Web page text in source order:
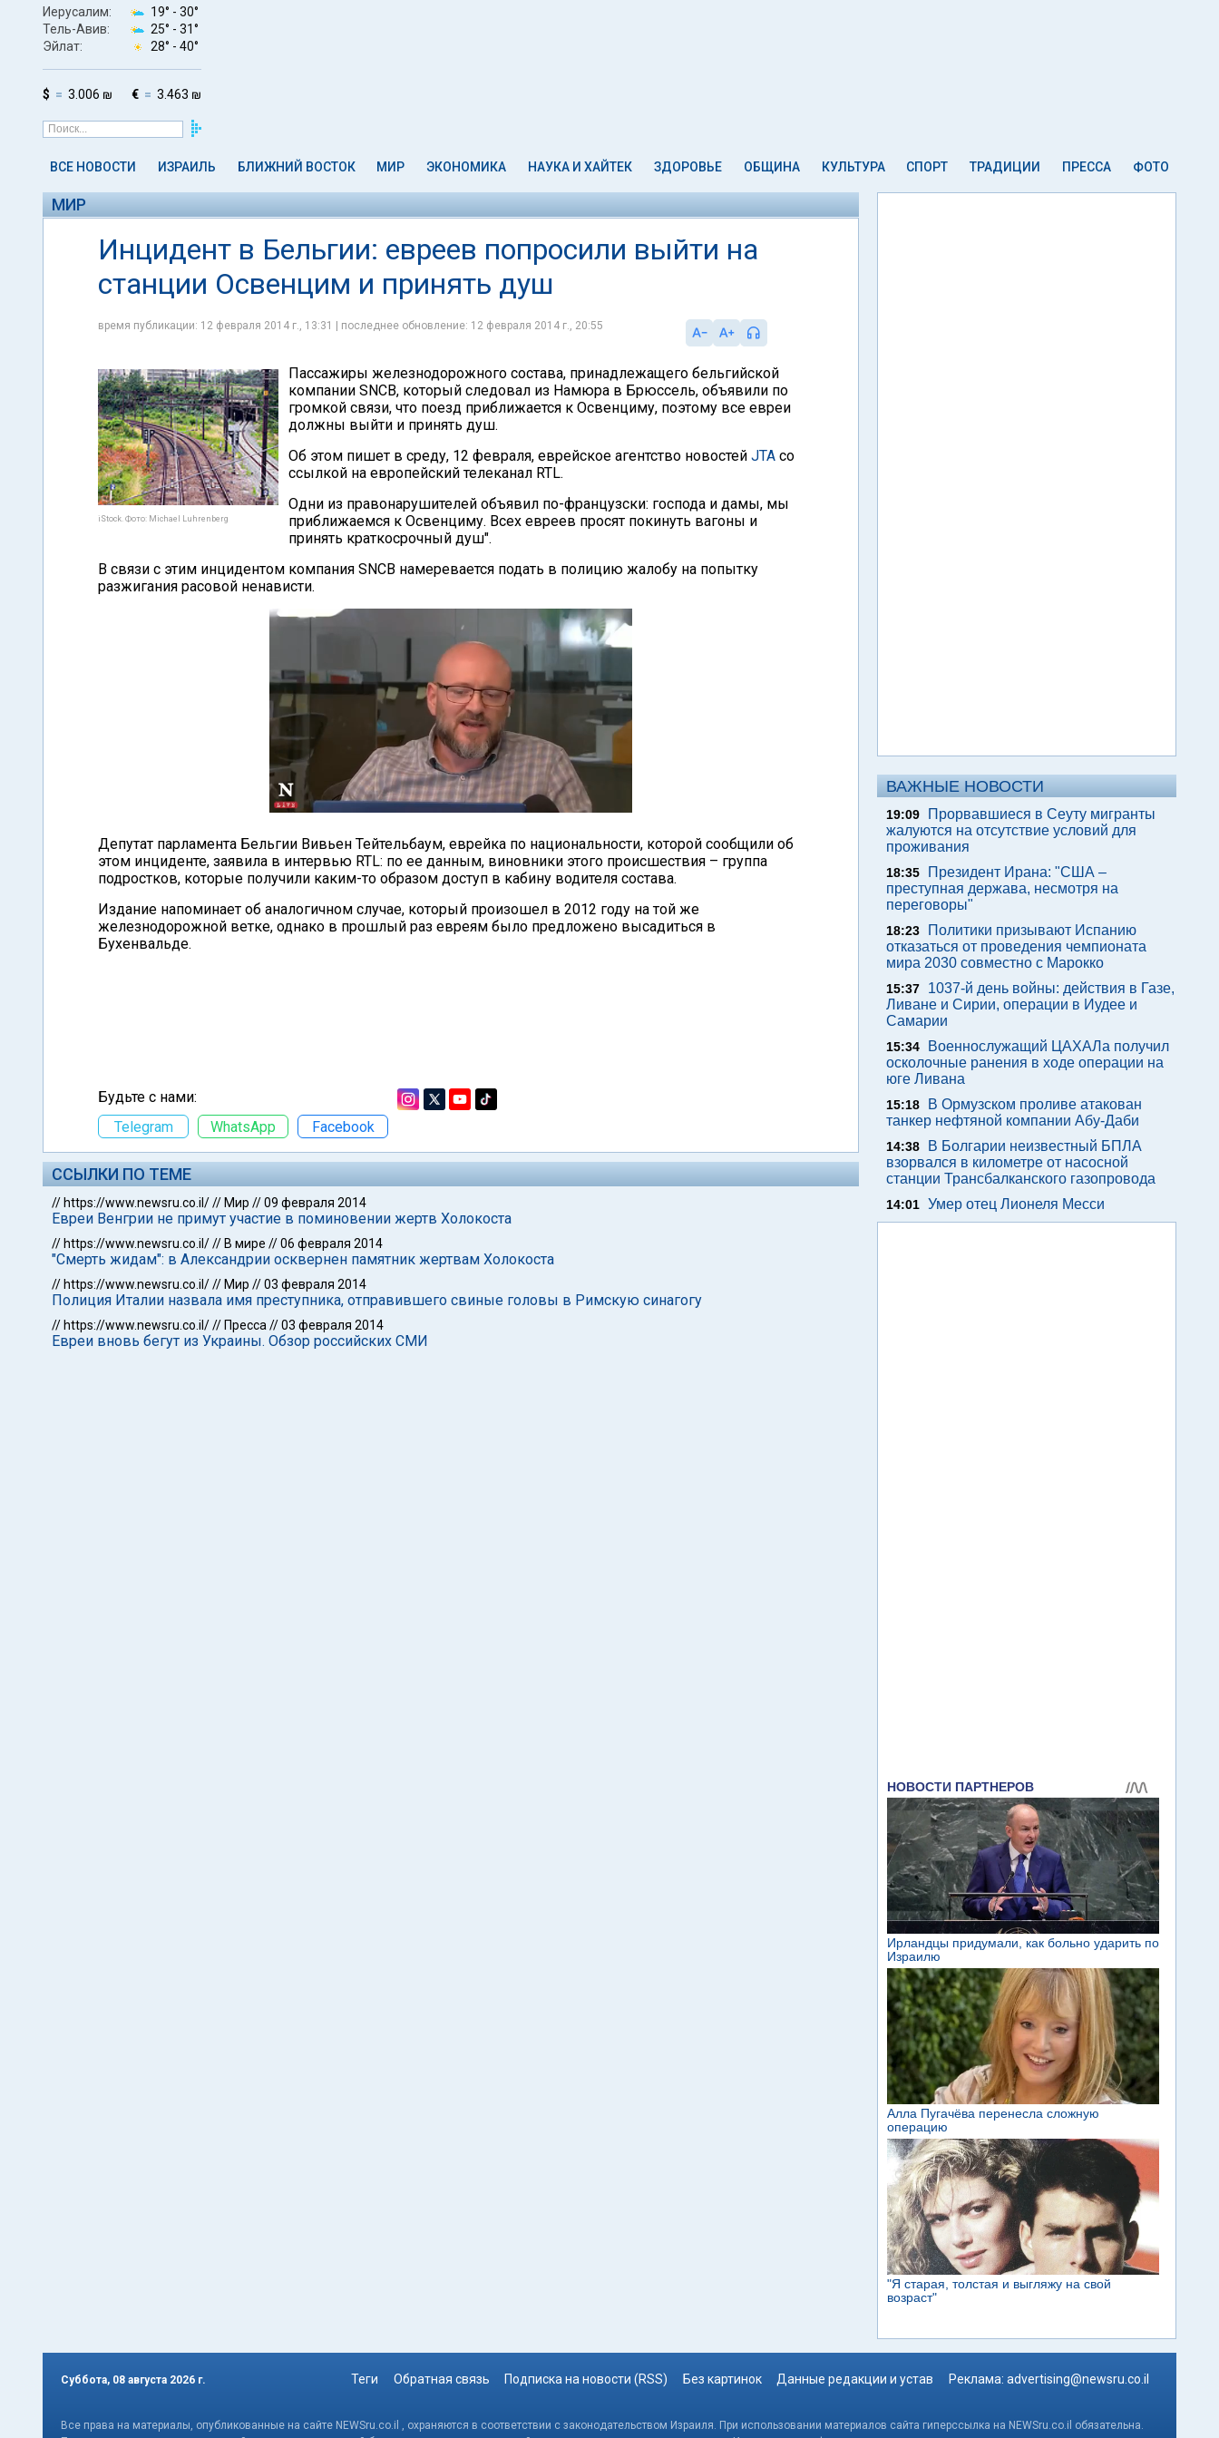
Иерусалим: 19° - 30°
Тель-Авив:
25° - 31°
Эйлат:
28° - 40°
$ 3.006 ₪ € 3.463 ₪
ВСЕ НОВОСТИ ИЗРАИЛЬ БЛИЖНИЙ ВОСТОК МИР ЭКОНОМИКА НАУКА И ХАЙТЕК ЗДОРОВЬЕ ОБЩИНА КУЛЬТУРА СПОРТ ТРАДИЦИИ ПРЕССА ФОТО
МИР
Инцидент в Бельгии: евреев попросили выйти на
станции Освенцим и принять душ
время публикации: 12 февраля 2014 г., 13:31 | последнее обновление: 12 февраля 2014 г., 20:55
iStock. Фото: Michael Luhrenberg
Пассажиры железнодорожного состава, принадлежащего бельгийской
компании SNCB, который следовал из Намюра в Брюссель, объявили по
громкой связи, что поезд приближается к Освенциму, поэтому все евреи
должны выйти и принять душ.
Об этом пишет в среду, 12 февраля, еврейское агентство новостей JTA со
ссылкой на европейский телеканал RTL.
Одни из правонарушителей объявил по-французски: господа и дамы, мы
приближаемся к Освенциму. Всех евреев просят покинуть вагоны и
принять краткосрочный душ".
В связи с этим инцидентом компания SNCB намеревается подать в полицию жалобу на попытку
разжигания расовой ненависти.
Депутат парламента Бельгии Вивьен Тейтельбаум, еврейка по национальности, которой сообщили об
этом инциденте, заявила в интервью RTL: по ее данным, виновники этого происшествия – группа
подростков, которые получили каким-то образом доступ в кабину водителя состава.
Издание напоминает об аналогичном случае, который произошел в 2012 году на той же
железнодорожной ветке, однако в прошлый раз евреям было предложено высадиться в
Бухенвальде.
Будьте с нами:
Telegram
WhatsApp Facebook
ССЫЛКИ ПО ТЕМЕ
// https://www.newsru.co.il/// Мир //09 февраля 2014
Евреи Венгрии не примут участие в поминовении жертв Холокоста
// https://www.newsru.co.il/// В мире //06 февраля 2014
"Смерть жидам": в Александрии осквернен памятник жертвам Холокоста
// https://www.newsru.co.il/// Мир //03 февраля 2014
Полиция Италии назвала имя преступника, отправившего свиные головы в Римскую синагогу
// https://www.newsru.co.il/// Пресса //03 февраля 2014
Евреи вновь бегут из Украины. Обзор российских СМИ
ВАЖНЫЕ НОВОСТИ
19:09
Прорвавшиеся в Сеуту мигранты
жалуются на отсутствие условий для
проживания
18:35
Президент Ирана: "США –
преступная держава, несмотря на
переговоры"
18:23
Политики призывают Испанию
отказаться от проведения чемпионата
мира 2030 совместно с Марокко
15:37
1037-й день войны: действия в Газе,
Ливане и Сирии, операции в Иудее и
Самарии
15:34
Военнослужащий ЦАХАЛа получил
осколочные ранения в ходе операции на
юге Ливана
15:18
В Ормузском проливе атакован
танкер нефтяной компании Абу-Даби
14:38
В Болгарии неизвестный БПЛА
взорвался в километре от насосной
станции Трансбалканского газопровода
14:01 Умер отец Лионеля Месси
Суббота, 08 августа 2026 г. Теги Обратная связь Подписка на новости (RSS) Без картинок Данные редакции и устав Реклама: advertising@newsru.co.il
Все права на материалы, опубликованные на сайте NEWSru.co.il , охраняются в соответствии с законодательством Израиля. При использовании материалов сайта гиперссылка на NEWSru.co.il обязательна.